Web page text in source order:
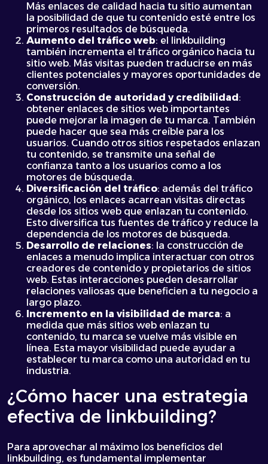
Más enlaces de calidad hacia tu sitio aumentan
la posibilidad de que tu contenido esté entre los
primeros resultados de búsqueda.
Aumento del tráfico web: el linkbuilding
también incrementa el tráfico orgánico hacia tu
sitio web. Más visitas pueden traducirse en más
clientes potenciales y mayores oportunidades de
conversión.
Construcción de autoridad y credibilidad:
obtener enlaces de sitios web importantes
puede mejorar la imagen de tu marca. También
puede hacer que sea más creíble para los
usuarios. Cuando otros sitios respetados enlazan
tu contenido, se transmite una señal de
confianza tanto a los usuarios como a los
motores de búsqueda.
Diversificación del tráfico: además del tráfico
orgánico, los enlaces acarrean visitas directas
desde los sitios web que enlazan tu contenido.
Esto diversifica tus fuentes de tráfico y reduce la
dependencia de los motores de búsqueda.
Desarrollo de relaciones: la construcción de
enlaces a menudo implica interactuar con otros
creadores de contenido y propietarios de sitios
web. Estas interacciones pueden desarrollar
relaciones valiosas que beneficien a tu negocio a
largo plazo.
Incremento en la visibilidad de marca: a
medida que más sitios web enlazan tu
contenido, tu marca se vuelve más visible en
línea. Esta mayor visibilidad puede ayudar a
establecer tu marca como una autoridad en tu
industria.
¿Cómo hacer una estrategia
efectiva de linkbuilding?
Para aprovechar al máximo los beneficios del
linkbuilding, es fundamental implementar